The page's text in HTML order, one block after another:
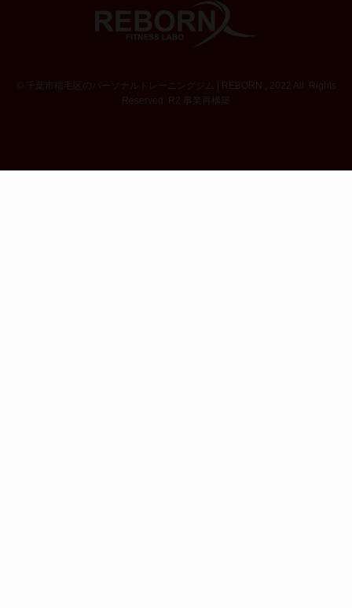
千葉市稲毛区のパーソナルトレーニングジム | REBORN , 2022 All Rights
Reserved. R2 事業再構築